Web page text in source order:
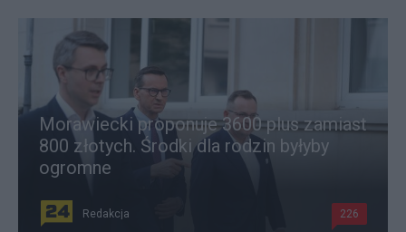
Morawiecki proponuje 3600 plus zamiast
800 złotych. Środki dla rodzin byłyby
ogromne
Redakcja 226